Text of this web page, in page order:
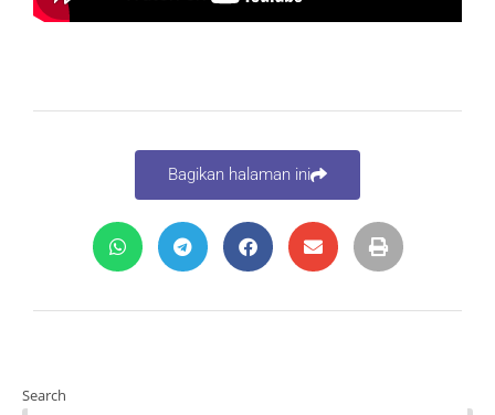
Bagikan halaman ini
Search